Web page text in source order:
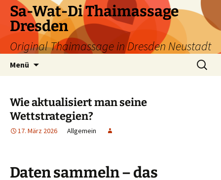
Zum
Inhalt
springen
Sa-Wat-Di Thaimassage
Dresden
Original Thaimassage in Dresden Neustadt
Menü
Suchen
nach:
Wie aktualisiert man seine
Wettstrategien?
17. März 2026 Allgemein
Daten sammeln – das